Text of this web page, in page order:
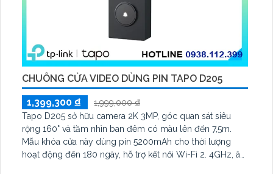
CHUÔNG CỬA VIDEO DÙNG PIN TAPO D205
1,399,300 ₫
1,999,000 ₫
Tapo D205 sở hữu camera 2K 3MP, góc quan sát siêu
rộng 160° và tầm nhìn ban đêm có màu lên đến 7,5m.
Mẫu khóa cửa này dùng pin 5200mAh cho thời lượng
hoạt động đến 180 ngày, hỗ trợ kết nối Wi-Fi 2. 4GHz, âm